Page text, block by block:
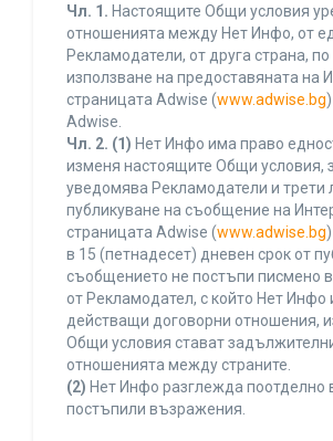
Чл. 1. Настоящите Общи условия
отношенията между Нет Инфо, от
Рекламодатели, от друга страна,
използване на предоставяната на
страницата Adwise (www.adwise.bg
Adwise.
Чл. 2. (1) Нет Инфо има право
изменя настоящите Общи условия,
уведомява Рекламодатели и трети
публикуване на съобщение на
страницата Adwise (www.adwise.bg
в 15 (петнадесет) дневен срок от
съобщението не постъпи писмено
от Рекламодател, с който Нет Инфо
действащи договорни отношения,
Общи условия стават
отношенията между страните.
(2) Нет Инфо разглежда поотделно
постъпили възражения.